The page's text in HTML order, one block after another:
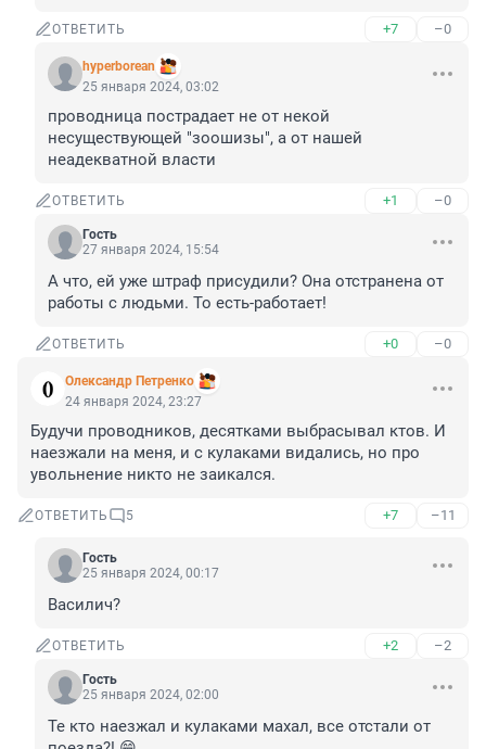
ОТВЕТИТЬ +7 –0
hyperborean
25 января 2024, 03:02
проводница пострадает не от некой
несуществующей "зоошизы", а от нашей
неадекватной власти
ОТВЕТИТЬ +1 –0
Гость
27 января 2024, 15:54
А что, ей уже штраф присудили? Она отстранена от
работы с людьми. То есть-работает!
ОТВЕТИТЬ +0 –0
Олександр Петренко
24 января 2024, 23:27
Будучи проводников, десятками выбрасывал ктов. И
наезжали на меня, и с кулаками видались, но про
увольнение никто не заикался.
ОТВЕТИТЬ 5 +7 –11
Гость
25 января 2024, 00:17
Василич?
ОТВЕТИТЬ +2 –2
Гость
25 января 2024, 02:00
Те кто наезжал и кулаками махал, все отстали от